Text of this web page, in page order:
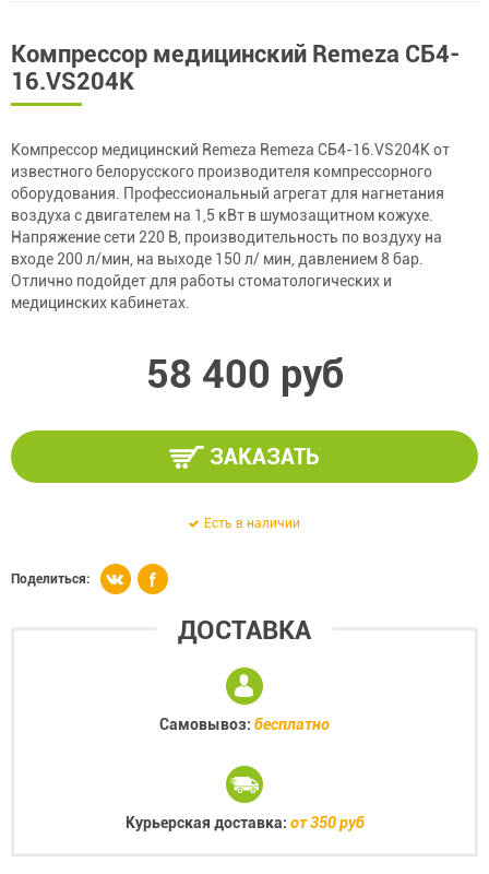
Компрессор медицинский Remeza СБ4-
16.VS204K
Компрессор медицинский Remeza Remeza СБ4-16.VS204K от
известного белорусского производителя компрессорного
оборудования. Профессиональный агрегат для нагнетания
воздуха с двигателем на 1,5 кВт в шумозащитном кожухе.
Напряжение сети 220 В, производительность по воздуху на
входе 200 л/мин, на выходе 150 л/ мин, давлением 8 бар.
Отлично подойдет для работы стоматологических и
медицинских кабинетах.
58 400 руб
ЗАКАЗАТЬ
Есть в наличии
Поделиться:
ДОСТАВКА
Самовывоз: бесплатно
Курьерская доставка: от 350 руб